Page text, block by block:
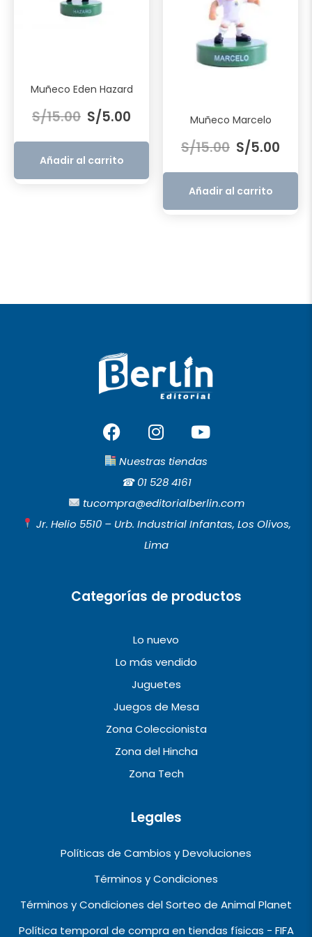
Muñeco Eden Hazard
S/15.00 precio
original
era:
S/15.00.
S/5.00
actual
S/5.00.
Añadir al carrito
Muñeco Marcelo
S/15.00 precio
original
era:
S/15.00.
S/5.00
S/
Añadir al carrito
F
a
c
b
o
o
I
n
s
t
a
r
a
Y
o
u
u
b
e
Nuestras tiendas
☎︎01 528 4161
tucompra@editorialberlin.com
Jr. Helio 5510 – Urb. Industrial Infantas, Los Olivos,
Lima
Categorías de productos
Lo nuevo
Lo más vendido
Juguetes
Juegos de Mesa
Zona Coleccionista
Zona del Hincha
Zona Tech
Legales
Políticas de Cambios y Devoluciones
Términos y Condiciones
Términos y Condiciones del Sorteo de Animal Planet
Política temporal de compra en tiendas físicas - FIFA